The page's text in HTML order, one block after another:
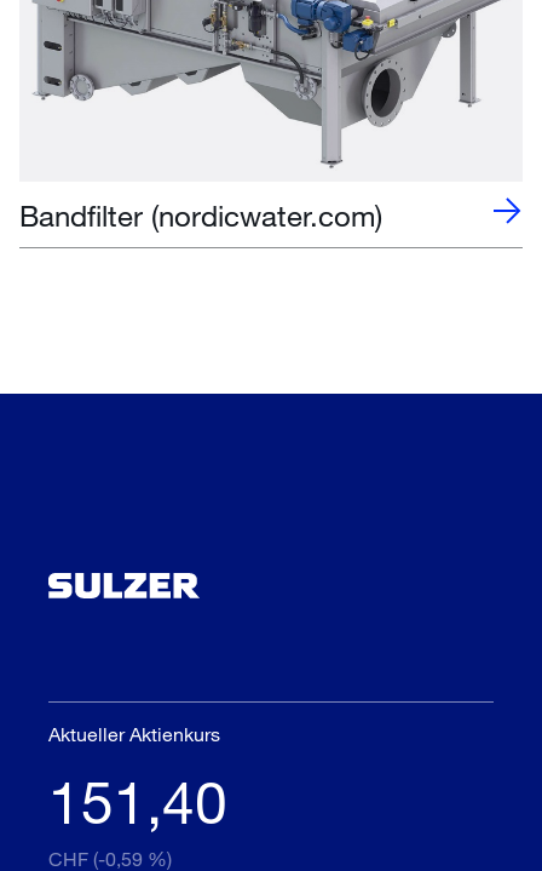
Bandfilter (nordicwater.com)
Aktueller Aktienkurs
151,40
CHF (-0,59 %)